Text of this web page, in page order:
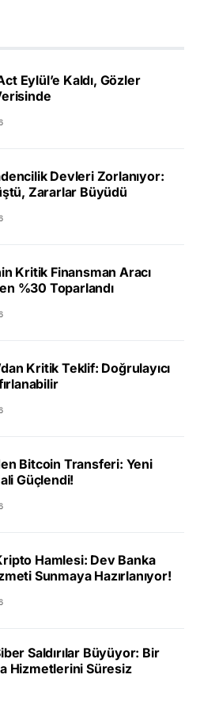
Eylül’e Kaldı, Gözler
Devleri Zorlanıyor:
Zararlar Büyüdü
Kritik Finansman Aracı
%30 Toparlandı
Kritik Teklif: Doğrulayıcı
Bitcoin Transferi: Yeni
Güçlendi!
Hamlesi: Dev Banka
Sunmaya Hazırlanıyor!
Saldırılar Büyüyor: Bir
Hizmetlerini Süresiz